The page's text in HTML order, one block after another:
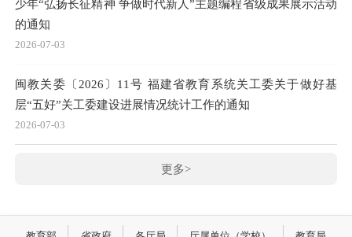
少年“弘扬长征精神 争做时代新人”主题编程省级成果展示活动
的通知
2026-07-03
闽教关委〔2026〕11号 福建省教育系统关工委关于做好基
层“五好”关工委建设进展情况统计工作的通知
2026-07-03
更多>